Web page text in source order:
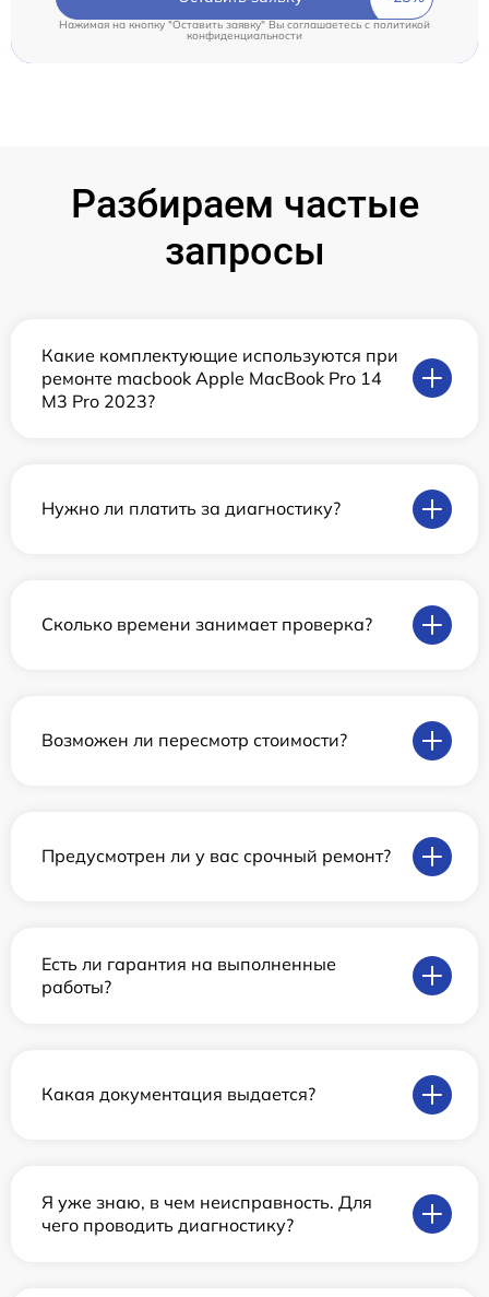
Нажимая на кнопку "Оставить заявку" Вы соглашаетесь cполитикой
конфиденциальности
Разбираем частые
запросы
Какие комплектующие используются при
ремонте macbook Apple MacBook Pro 14
M3 Pro 2023?
Нужно ли платить за диагностику?
Сколько времени занимает проверка?
Возможен ли пересмотр стоимости?
Предусмотрен ли у вас срочный ремонт?
Есть ли гарантия на выполненные
работы?
Какая документация выдается?
Я уже знаю, в чем неисправность. Для
чего проводить диагностику?